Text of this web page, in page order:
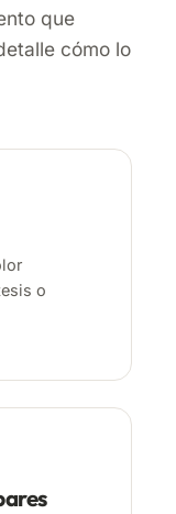
que
cómo lo
o